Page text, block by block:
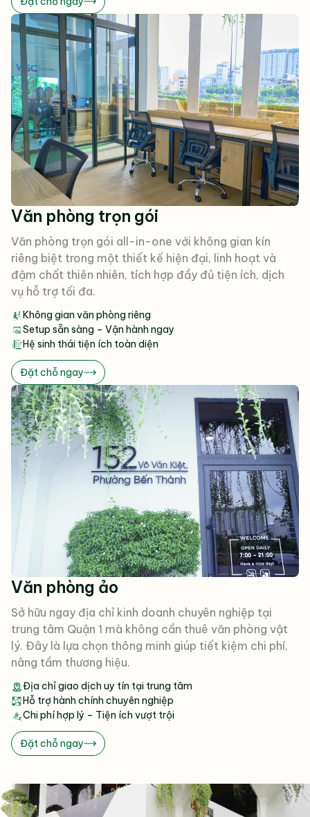
Văn phòng trọn gói
Văn phòng trọn gói all-in-one với không gian kín
riêng biệt trong một thiết kế hiện đại, linh hoạt và
đậm chất thiên nhiên, tích hợp đầy đủ tiện ích, dịch
vụ hỗ trợ tối đa.
Không gian văn phòng riêng
Setup sẵn sàng – Vận hành ngay
Hệ sinh thái tiện ích toàn diện
Đặt chỗ ngay
Văn phòng ảo
Sở hữu ngay địa chỉ kinh doanh chuyên nghiệp tại
trung tâm Quận 1 mà không cần thuê văn phòng vật
lý. Đây là lựa chọn thông minh giúp tiết kiệm chi phí,
nâng tầm thương hiệu.
Địa chỉ giao dịch uy tín tại trung tâm
Hỗ trợ hành chính chuyên nghiệp
Chi phí hợp lý – Tiện ích vượt trội
Đặt chỗ ngay